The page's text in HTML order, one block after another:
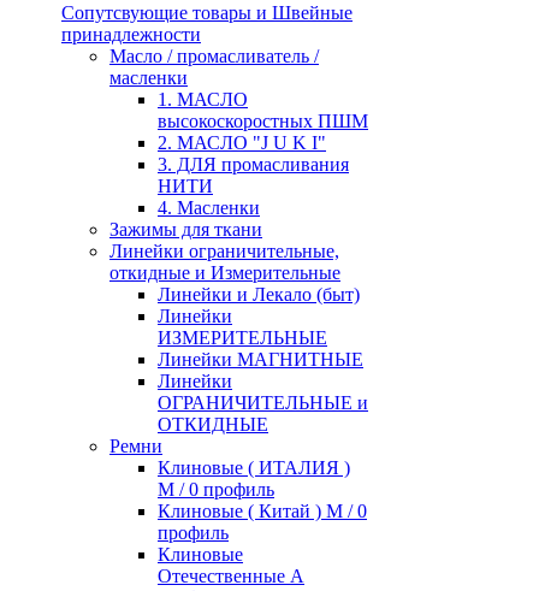
Сопутсвующие товары и Швейные
принадлежности
Масло / промасливатель /
масленки
1. МАСЛО
высокоскоростных ПШМ
2. МАСЛО "J U K I"
3. ДЛЯ промасливания
НИТИ
4. Масленки
Зажимы для ткани
Линейки ограничительные,
откидные и Измерительные
Линейки и Лекало (быт)
Линейки
ИЗМЕРИТЕЛЬНЫЕ
Линейки МАГНИТНЫЕ
Линейки
ОГРАНИЧИТЕЛЬНЫЕ и
ОТКИДНЫЕ
Ремни
Клиновые ( ИТАЛИЯ )
М / 0 профиль
Клиновые ( Китай ) М / 0
профиль
Клиновые
Отечественные А